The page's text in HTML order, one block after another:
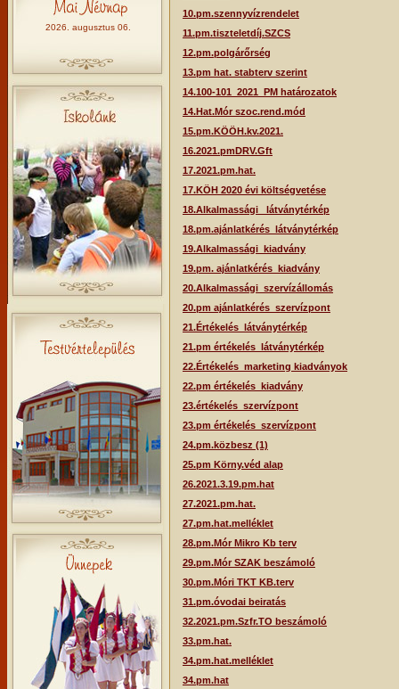
2026. augusztus 06.
10.pm.szennyvízrendelet
11.pm.tiszteletdíj.SZCS
12.pm.polgárőrség
13.pm hat. stabterv szerint
14.100-101_2021_PM határozatok
14.Hat.Mór szoc.rend.mód
15.pm.KÖÖH.kv.2021.
16.2021.pmDRV.Gft
17.2021.pm.hat.
17.KÖH 2020 évi költségvetése
18.Alkalmassági _látványtérkép
18.pm.ajánlatkérés_látványtérkép
19.Alkalmassági_kiadvány
19.pm. ajánlatkérés_kiadvány
20.Alkalmassági_szervízállomás
20.pm ajánlatkérés_szervízpont
21.Értékelés_látványtérkép
21.pm értékelés_látványtérkép
22.Értékelés_marketing kiadványok
22.pm értékelés_kiadvány
23.értékelés_szervízpont
23.pm értékelés_szervízpont
24.pm.közbesz (1)
25.pm Körny.véd alap
26.2021.3.19.pm.hat
27.2021.pm.hat.
27.pm.hat.melléklet
28.pm.Mór Mikro Kb terv
29.pm.Mór SZAK beszámoló
30.pm.Móri TKT KB.terv
31.pm.óvodai beiratás
32.2021.pm.Szfr.TO beszámoló
33.pm.hat.
34.pm.hat.melléklet
34.pm.hat